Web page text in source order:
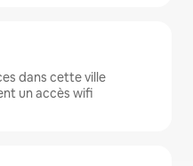
dans cette ville
un accès wifi